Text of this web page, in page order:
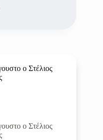
ο Στέλιος
ο Στέλιος